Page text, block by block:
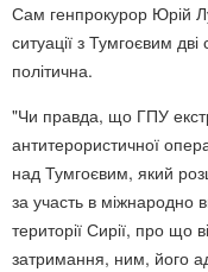
Сам генпрокурор Юрій
ситуації з Тумгоєвим
політична.
"Чи правда, що ГПУ
антитерористичної
над Тумгоєвим, який
за участь в міжнародно
території Сирії, про що
затримання, ним, його